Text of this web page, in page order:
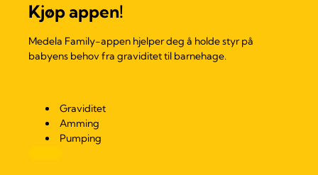
Kjøp appen!
Medela Family-appen hjelper deg å holde styr på
babyens behov fra graviditet til barnehage.
Graviditet
Amming
Pumping